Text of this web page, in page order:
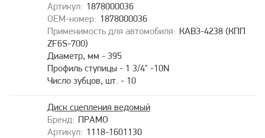
1878000036
1878000036
КАВЗ-4238 (КПП
ZF6S-700)
Диаметр, мм - 395
Профиль ступицы - 1 3/4" -10N
Число зубцов, шт. - 10
ПРАМО
1118-1601130
Диск сцепления ведомый